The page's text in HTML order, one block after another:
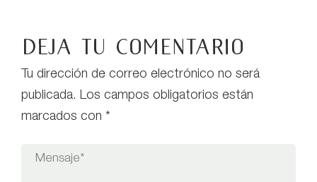
Deja tu comentario
Tu dirección de correo electrónico no será
publicada. Los campos obligatorios están
marcados con *